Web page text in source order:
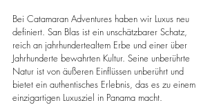
Bei Catamaran Adventures haben wir Luxus neu
definiert. San Blas ist ein unschätzbarer Schatz,
reich an jahrhundertealtem Erbe und einer über
Jahrhunderte bewahrten Kultur. Seine unberührte
Natur ist von äußeren Einflüssen unberührt und
bietet ein authentisches Erlebnis, das es zu einem
einzigartigen Luxusziel in Panama macht.